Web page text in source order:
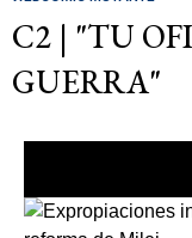
C2 | "TU
GUERRA"